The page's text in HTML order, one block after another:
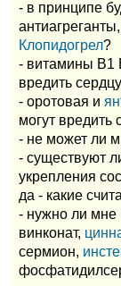
- в принципе
Клопидогрел?
- витамины B1
вредить
- оротовая и
могут вредить
- не может ли
- существуют
укрепления
да - какие
- нужно ли мне
винконат,
cермион,